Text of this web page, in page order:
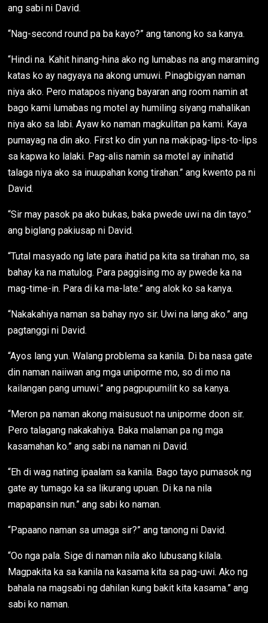
ang sabi ni David.
“Nag-second round pa ba kayo?” ang tanong ko sa kanya.
“Hindi na. Kahit hinang-hina ako ng lumabas na ang maraming
katas ko ay nagyaya na akong umuwi. Pinagbigyan naman
niya ako. Pero matapos niyang bayaran ang room namin at
bago kami lumabas ng motel ay humiling siyang mahalikan
niya ako sa labi. Ayaw ko naman magkulitan pa kami. Kaya
pumayag na din ako. First ko din yun na makipag-lips-to-lips
sa kapwa ko lalaki. Pag-alis namin sa motel ay inihatid
talaga niya ako sa inuupahan kong tirahan.” ang kwento pa ni
David.
“Sir may pasok pa ako bukas, baka pwede uwi na din tayo.”
ang biglang pakiusap ni David.
“Tutal masyado ng late para ihatid pa kita sa tirahan mo, sa
bahay ka na matulog. Para paggising mo ay pwede ka na
mag-time-in. Para di ka ma-late.” ang alok ko sa kanya.
“Nakakahiya naman sa bahay nyo sir. Uwi na lang ako.” ang
pagtanggi ni David.
“Ayos lang yun. Walang problema sa kanila. Di ba nasa gate
din naman naiiwan ang mga uniporme mo, so di mo na
kailangan pang umuwi.” ang pagpupumilit ko sa kanya.
“Meron pa naman akong maisusuot na uniporme doon sir.
Pero talagang nakakahiya. Baka malaman pa ng mga
kasamahan ko.” ang sabi na naman ni David.
“Eh di wag nating ipaalam sa kanila. Bago tayo pumasok ng
gate ay tumago ka sa likurang upuan. Di ka na nila
mapapansin nun.” ang sabi ko naman.
“Papaano naman sa umaga sir?” ang tanong ni David.
“Oo nga pala. Sige di naman nila ako lubusang kilala.
Magpakita ka sa kanila na kasama kita sa pag-uwi. Ako ng
bahala na magsabi ng dahilan kung bakit kita kasama.” ang
sabi ko naman.